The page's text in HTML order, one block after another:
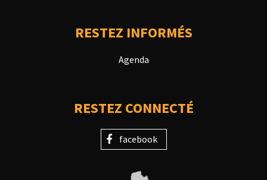
RESTEZ INFORMÉS
Agenda
RESTEZ CONNECTÉ
facebook